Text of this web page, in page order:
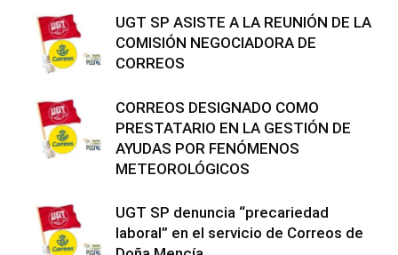
UGT SP ASISTE A LA REUNIÓN DE LA
COMISIÓN NEGOCIADORA DE
CORREOS
CORREOS DESIGNADO COMO
PRESTATARIO EN LA GESTIÓN DE
AYUDAS POR FENÓMENOS
METEOROLÓGICOS
UGT SP denuncia “precariedad
laboral” en el servicio de Correos de